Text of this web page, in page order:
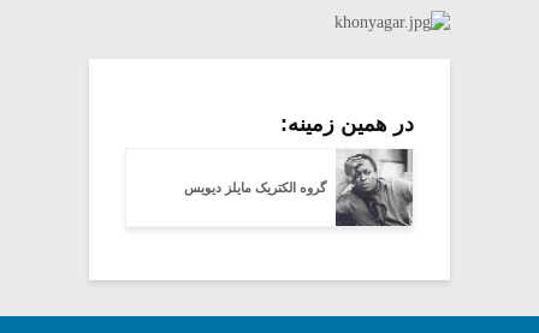
در همین زمینه:
گروه الکتریک مایلز دیویس